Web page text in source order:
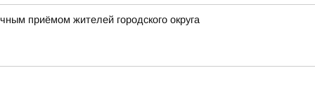
приёмом жителей городского округа